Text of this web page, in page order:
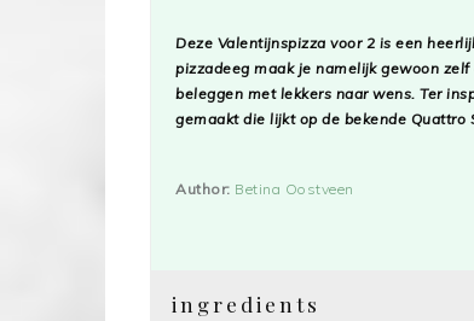
Deze Valentijnspizza voor 2 is een
pizzadeeg maak je namelijk gewoon
beleggen met lekkers naar wens. Ter
gemaakt die lijkt op de bekende Quattro
Author: Betina Oostveen
ingredients